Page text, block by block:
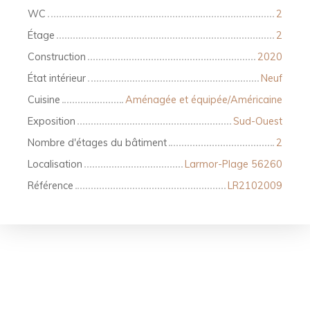
WC
2
Étage
2
Construction
2020
État intérieur
Neuf
Cuisine
Aménagée et équipée/Américaine
Exposition
Sud-Ouest
Nombre d'étages du bâtiment
2
Localisation
Larmor-Plage 56260
Référence
LR2102009